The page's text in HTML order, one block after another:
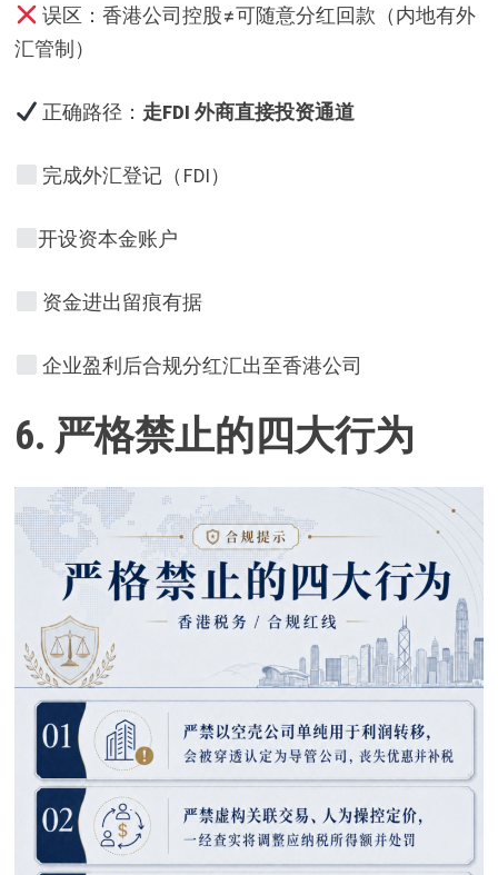
误区：香港公司控股≠可随意分红回款（内地有外
汇管制）
正确路径： 走FDI 外商直接投资通道
完成外汇登记（FDI）
开设资本金账户
资金进出留痕有据
企业盈利后合规分红汇出至香港公司
6. 严格禁止的四大行为